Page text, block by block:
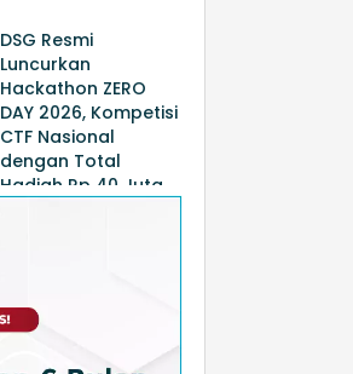
DSG Resmi
Luncurkan
Hackathon ZERO
DAY 2026, Kompetisi
CTF Nasional
dengan Total
Hadiah Rp 40 Juta